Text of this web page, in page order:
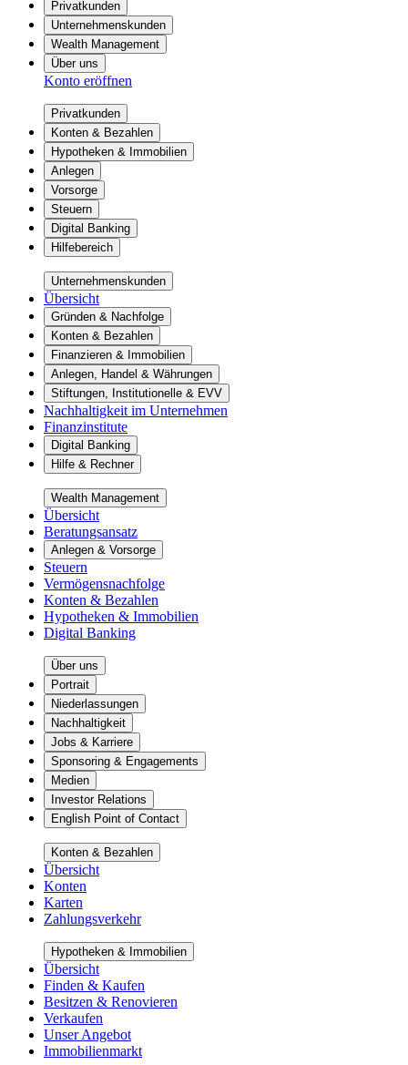
Privatkunden
Unternehmenskunden
Wealth Management
Über uns
Konto eröffnen
Privatkunden
Konten & Bezahlen
Hypotheken & Immobilien
Anlegen
Vorsorge
Steuern
Digital Banking
Hilfebereich
Unternehmenskunden
Übersicht
Gründen & Nachfolge
Konten & Bezahlen
Finanzieren & Immobilien
Anlegen, Handel & Währungen
Stiftungen, Institutionelle & EVV
Nachhaltigkeit im Unternehmen
Finanzinstitute
Digital Banking
Hilfe & Rechner
Wealth Management
Übersicht
Beratungsansatz
Anlegen & Vorsorge
Steuern
Vermögensnachfolge
Konten & Bezahlen
Hypotheken & Immobilien
Digital Banking
Über uns
Portrait
Niederlassungen
Nachhaltigkeit
Jobs & Karriere
Sponsoring & Engagements
Medien
Investor Relations
English Point of Contact
Konten & Bezahlen
Übersicht
Konten
Karten
Zahlungsverkehr
Hypotheken & Immobilien
Übersicht
Finden & Kaufen
Besitzen & Renovieren
Verkaufen
Unser Angebot
Immobilienmarkt